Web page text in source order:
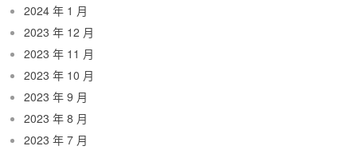
2024 年 1 月
2023 年 12 月
2023 年 11 月
2023 年 10 月
2023 年 9 月
2023 年 8 月
2023 年 7 月